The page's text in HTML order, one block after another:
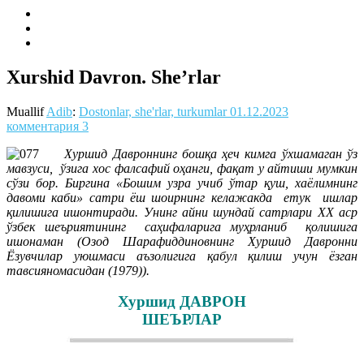
Xurshid Davron. She’rlar
MuallifAdib: Dostonlar, she'rlar, turkumlar 01.12.2023
комментария 3
Хуршид Давроннинг бошқа ҳеч кимга ўхшамаган ўз
мавзуси, ўзига хос фалсафий оҳанги, фақат у айтиши мумкин
сўзи бор. Биргина «Бошим узра учиб ўтар қуш, хаёлимнинг
давоми каби» сатри ёш шоирнинг келажакда етук ишлар
қилишига ишонтиради. Унинг айни шундай сатрлари ХХ аср
ўзбек шеъриятининг саҳифаларига муҳрланиб қолишига
ишонаман (Озод Шарафиддиновнинг Хуршид Давронни
Ёзувчилар уюшмаси аъзолигига қабул қилиш учун ёзган
тавсияномасидан (1979)).
Хуршид ДАВРОН
ШЕЪРЛАР